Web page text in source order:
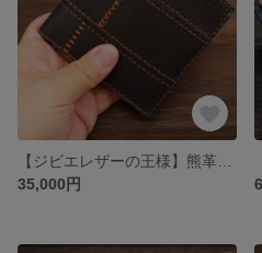
35,000円